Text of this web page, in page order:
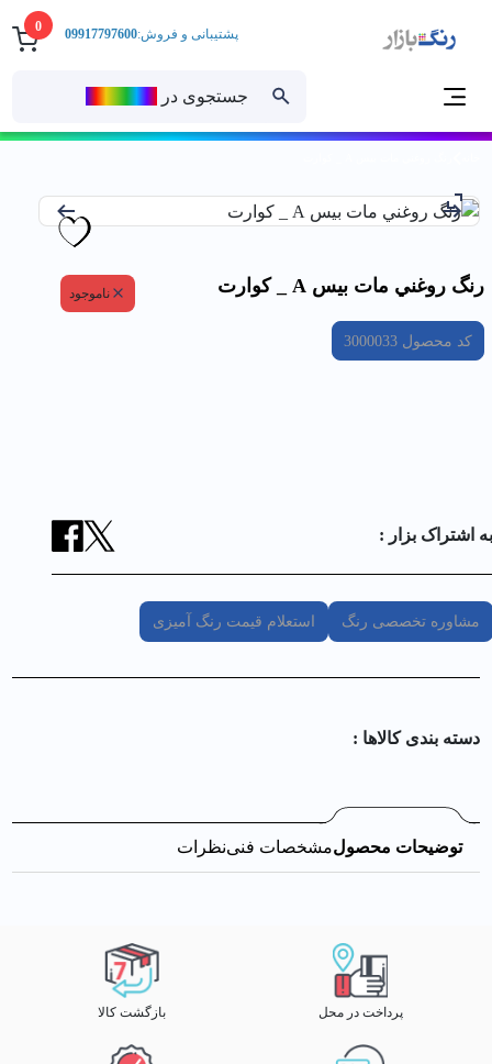
0
جستجوی در
پشتیبانی و فروش:09917797600
رنگ روغني مات بيس A _ كوارت ناموجود
کد محصول3000033
به اشتراک بزار :
مشاوره تخصصی رنگ استعلام قیمت رنگ آمیزی
دسته بندی کالا‌ها :
توضیحات محصولمشخصات فنینظرات
پرداخت در محل بازگشت کالا